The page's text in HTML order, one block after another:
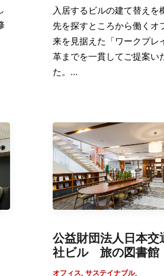
入居するビルの建て替えを
先を探すところから働くオ
来を見据えた「ワークプレ
革までを一貫してご提案​い
た。…
公益財団法人日本交
社ビル 旅の図書館
オフィス, サステイナブル,